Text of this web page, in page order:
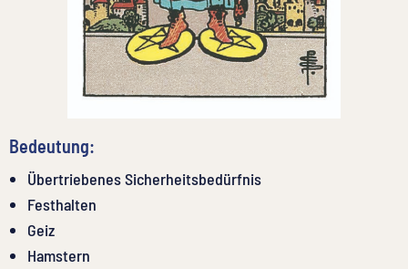
Bedeutung:
Übertriebenes Sicherheitsbedürfnis
Festhalten
Geiz
Hamstern